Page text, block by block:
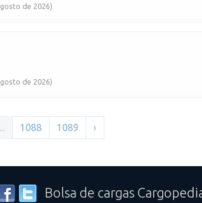
de 2026)
de 2026)
... 1088 1089 ›
Bolsa de cargas